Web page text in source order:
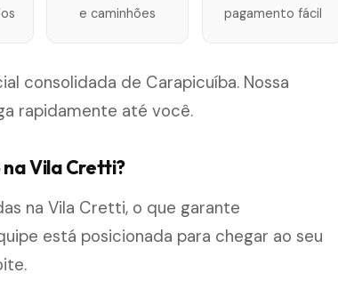
e caminhões pagamento fácil
consolidada de Carapicuíba. Nossa
rapidamente até você.
na Vila Cretti?
na Vila Cretti, o que garante
está posicionada para chegar ao seu